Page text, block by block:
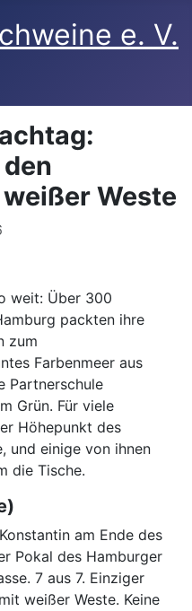
Weste
weit: Über 300
packten ihre
zum
Farbenmeer aus
Partnerschule
Grün. Für viele
Höhepunkt des
und einige von ihnen
die Tische.
am Ende des
Pokal des Hamburger
7 aus 7. Einziger
weißer Weste. Keine